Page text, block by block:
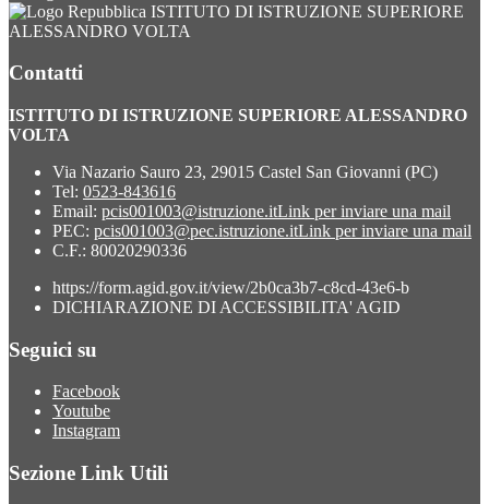
ISTITUTO DI ISTRUZIONE SUPERIORE
ALESSANDRO VOLTA
Contatti
ISTITUTO DI ISTRUZIONE SUPERIORE ALESSANDRO
VOLTA
Via Nazario Sauro 23, 29015 Castel San Giovanni (PC)
Tel: 0523-843616
Email: pcis001003@istruzione.itLink per inviare una mail
PEC: pcis001003@pec.istruzione.itLink per inviare una mail
C.F.: 80020290336
https://form.agid.gov.it/view/2b0ca3b7-c8cd-43e6-b
DICHIARAZIONE DI ACCESSIBILITA' AGID
Seguici su
Facebook
Youtube
Instagram
Sezione Link Utili